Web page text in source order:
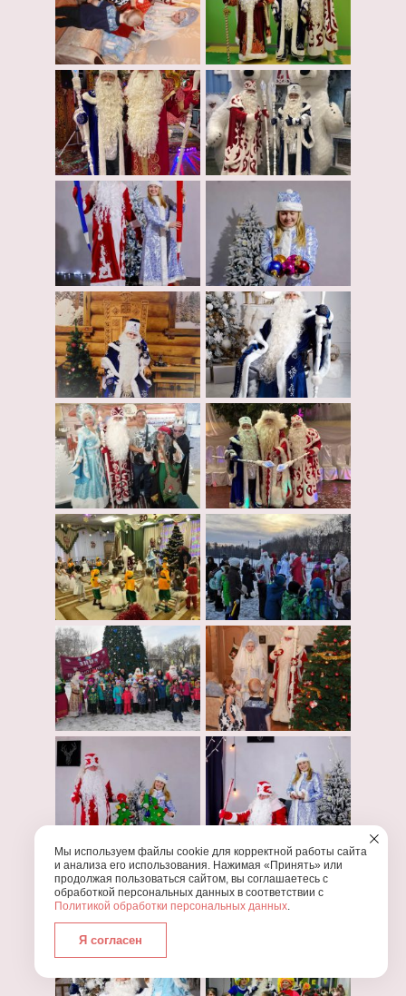
Мы используем файлы cookie для корректной работы сайта
и анализа его использования. Нажимая «Принять» или
продолжая пользоваться сайтом, вы соглашаетесь с
обработкой персональных данных в соответствии с
Политикой обработки персональных данных.
Я согласен